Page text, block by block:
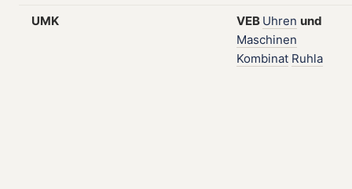
UMK VEB Uhren und
Maschinen
Kombinat Ruhla